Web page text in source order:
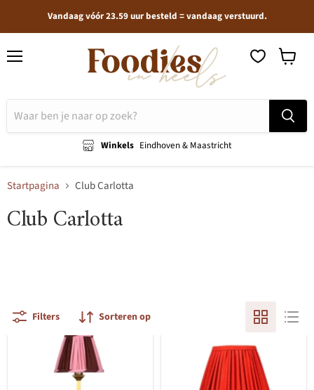
Vandaag vóór 23.59 uur besteld = vandaag verstuurd.
Winkels Eindhoven & Maastricht
Startpagina Club Carlotta
Club Carlotta
Filters Sorteren op